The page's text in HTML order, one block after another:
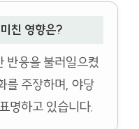
친 영향은?
반응을 불러일으켰
를 주장하며, 야당
명하고 있습니다.